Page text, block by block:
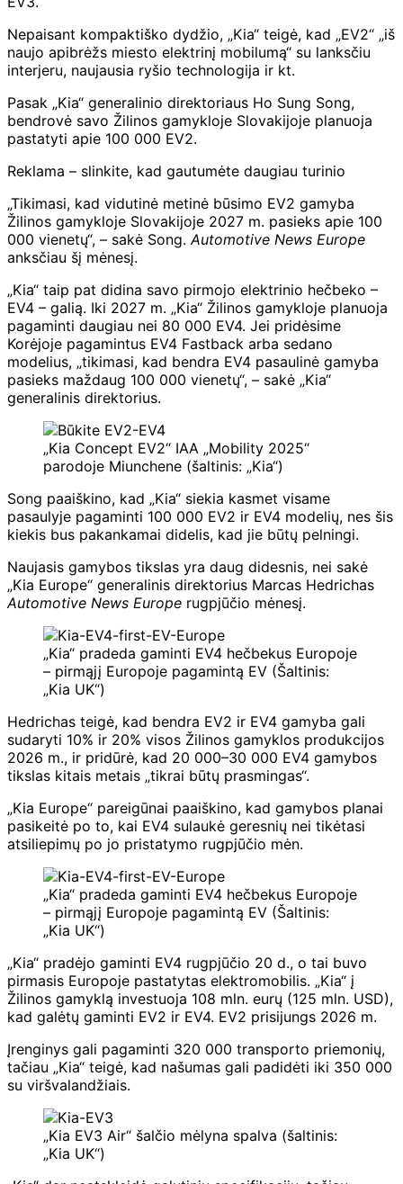
Nepaisant kompaktiško dydžio, „Kia“ teigė, kad „EV2“ „iš
naujo apibrėžs miesto elektrinį mobilumą“ su lanksčiu
interjeru, naujausia ryšio technologija ir kt.
Pasak „Kia“ generalinio direktoriaus Ho Sung Song,
bendrovė savo Žilinos gamykloje Slovakijoje planuoja
pastatyti apie 100 000 EV2.
Reklama – slinkite, kad gautumėte daugiau turinio
„Tikimasi, kad vidutinė metinė būsimo EV2 gamyba
Žilinos gamykloje Slovakijoje 2027 m. pasieks apie 100
000 vienetų“, – sakė Song. Automotive News Europe
anksčiau šį mėnesį.
„Kia“ taip pat didina savo pirmojo elektrinio hečbeko –
EV4 – galią. Iki 2027 m. „Kia“ Žilinos gamykloje planuoja
pagaminti daugiau nei 80 000 EV4. Jei pridėsime
Korėjoje pagamintus EV4 Fastback arba sedano
modelius, „tikimasi, kad bendra EV4 pasaulinė gamyba
pasieks maždaug 100 000 vienetų“, – sakė „Kia“
generalinis direktorius.
„Kia Concept EV2“ IAA „Mobility 2025“
parodoje Miunchene (šaltinis: „Kia“)
Song paaiškino, kad „Kia“ siekia kasmet visame
pasaulyje pagaminti 100 000 EV2 ir EV4 modelių, nes šis
kiekis bus pakankamai didelis, kad jie būtų pelningi.
Naujasis gamybos tikslas yra daug didesnis, nei sakė
„Kia Europe“ generalinis direktorius Marcas Hedrichas
Automotive News Europe rugpjūčio mėnesį.
„Kia“ pradeda gaminti EV4 hečbekus Europoje
– pirmąjį Europoje pagamintą EV (Šaltinis:
„Kia UK“)
Hedrichas teigė, kad bendra EV2 ir EV4 gamyba gali
sudaryti 10% ir 20% visos Žilinos gamyklos produkcijos
2026 m., ir pridūrė, kad 20 000–30 000 EV4 gamybos
tikslas kitais metais „tikrai būtų prasmingas“.
„Kia Europe“ pareigūnai paaiškino, kad gamybos planai
pasikeitė po to, kai EV4 sulaukė geresnių nei tikėtasi
atsiliepimų po jo pristatymo rugpjūčio mėn.
„Kia“ pradeda gaminti EV4 hečbekus Europoje
– pirmąjį Europoje pagamintą EV (Šaltinis:
„Kia UK“)
„Kia“ pradėjo gaminti EV4 rugpjūčio 20 d., o tai buvo
pirmasis Europoje pastatytas elektromobilis. „Kia“ į
Žilinos gamyklą investuoja 108 mln. eurų (125 mln. USD),
kad galėtų gaminti EV2 ir EV4. EV2 prisijungs 2026 m.
Įrenginys gali pagaminti 320 000 transporto priemonių,
tačiau „Kia“ teigė, kad našumas gali padidėti iki 350 000
su viršvalandžiais.
„Kia EV3 Air“ šalčio mėlyna spalva (šaltinis:
„Kia UK“)